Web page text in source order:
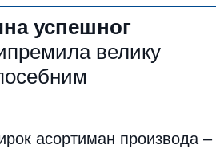
успешног
велику
асортиман производа –